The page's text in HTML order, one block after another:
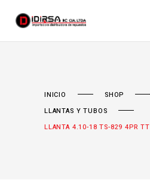
INICIO
SHOP
LLANTAS Y TUBOS
LLANTA 4.10-18 TS-829 4PR TT